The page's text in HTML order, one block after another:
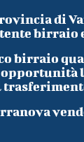
di
birraio
birraio